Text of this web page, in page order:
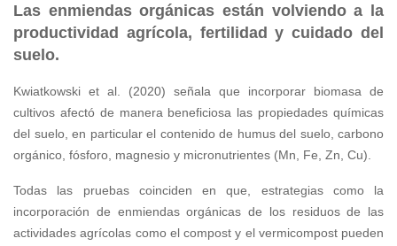
Las enmiendas orgánicas están volviendo a la
productividad agrícola, fertilidad y cuidado del
suelo.
Kwiatkowski et al. (2020) señala que incorporar biomasa de
cultivos afectó de manera beneficiosa las propiedades químicas
del suelo, en particular el contenido de humus del suelo, carbono
orgánico, fósforo, magnesio y micronutrientes (Mn, Fe, Zn, Cu).
Todas las pruebas coinciden en que, estrategias como la
incorporación de enmiendas orgánicas de los residuos de las
actividades agrícolas como el compost y el vermicompost pueden